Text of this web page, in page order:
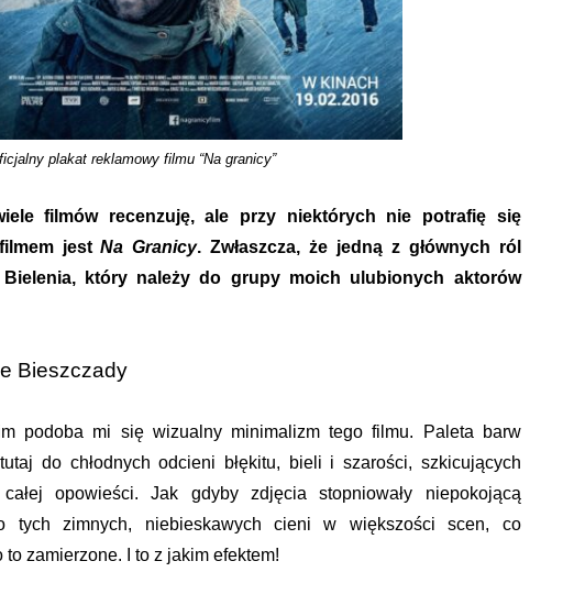
plakat reklamowy filmu “Na granicy”
filmów recenzuję, ale przy niektórych nie potrafię się
jestNa Granicy. Zwłaszcza, że jedną z głównych ról
Bielenia, który należy do grupy moich ulubionych aktorów
Bieszczady
podoba mi się wizualny minimalizm tego filmu. Paleta barw
do chłodnych odcieni błękitu, bieli i szarości, szkicujących
opowieści. Jak gdyby zdjęcia stopniowały niepokojącą
tych zimnych, niebieskawych cieni w większości scen, co
to zamierzone. I to z jakim efektem!